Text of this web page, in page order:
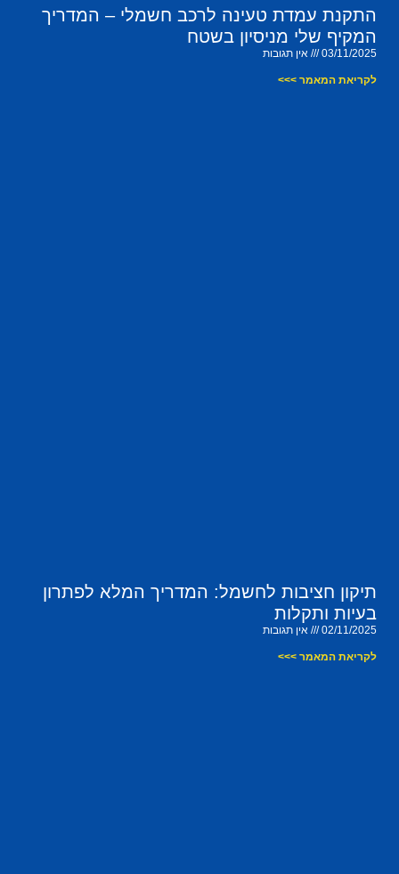
התקנת עמדת טעינה לרכב חשמלי – המדריך
המקיף שלי מניסיון בשטח
03/11/2025 אין תגובות
לקריאת המאמר >>>
תיקון חציבות לחשמל: המדריך המלא לפתרון
בעיות ותקלות
02/11/2025 אין תגובות
לקריאת המאמר >>>